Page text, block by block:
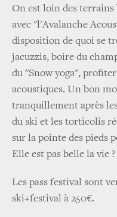
On est loin des terrains
avec "l'Avalanche
disposition de quoi se
jacuzzis, boire du
du "Snow yoga",
acoustiques. Un bon
tranquillement après
du ski et les torticolis
sur la pointe des pieds
Elle est pas belle la vie ?
Les pass festival sont
ski+festival à 250€.